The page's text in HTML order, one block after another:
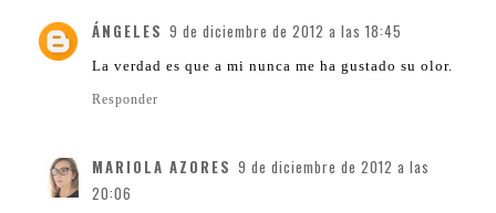
ÁNGELES 9 de diciembre de 2012 a las 18:45
La verdad es que a mi nunca me ha gustado su olor.
Responder
MARIOLA AZORES 9 de diciembre de 2012 a las
20:06